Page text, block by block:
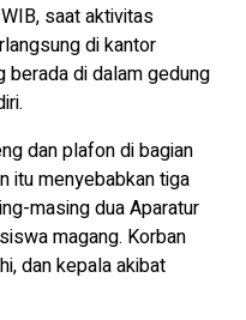
saat aktivitas
di kantor
berada di dalam gedung
dan plafon di bagian
itu menyebabkan tiga
masing dua Aparatur
magang. Korban
dan kepala akibat